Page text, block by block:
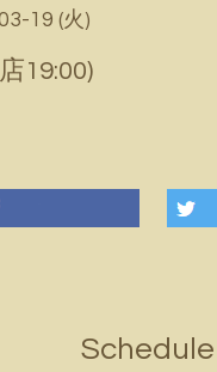
19 (火)
19:00)
Schedule